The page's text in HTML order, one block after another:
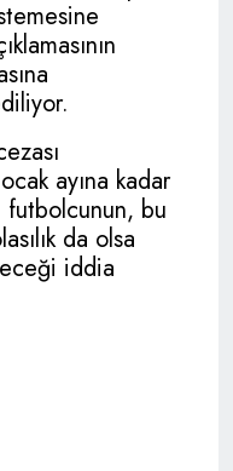
ayına kadar
bu
da olsa
iddia